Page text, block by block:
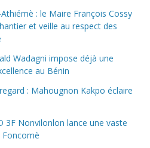
: le Maire François Cossy
et veille au respect des
Wadagni impose déjà une
au Bénin
: Mahougnon Kakpo éclaire
3F Nonvilonlon lance une vaste